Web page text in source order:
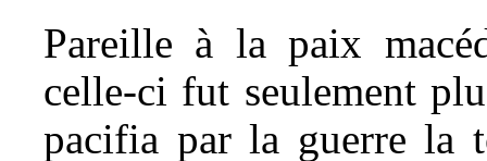
Pareille à la paix
celle-ci fut seulement
pacifia par la guerre la